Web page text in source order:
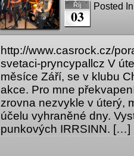
Říj
03
Posted
http://www.casrock.cz/
svetaci-pryncypallcz V
měsíce Září, se v klubu
akce. Pro mne
zrovna nezvykle v úterý,
účelu vyhraněné dny.
punkových IRRSINN. […]